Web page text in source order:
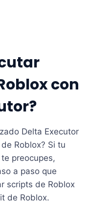
con
Delta Executor
Roblox? Si tu
preocupes,
a paso que
scripts de Roblox
de Roblox.